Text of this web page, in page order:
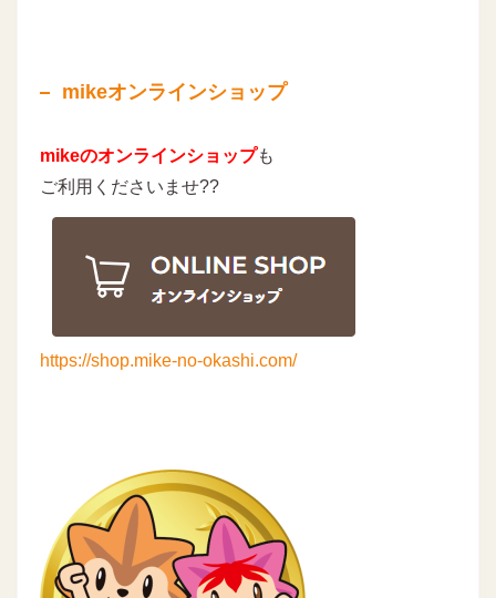
mikeオンラインショップ
mikeのオンラインショップも
ご利用くださいませ??
https://shop.mike-no-okashi.com/